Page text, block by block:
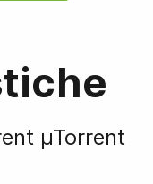
µTorrent